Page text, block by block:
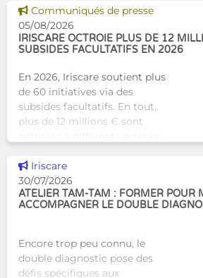
alternative innovante et
humaine aux structures
d’hébergement traditionnel
Voir cette news
Communiqués de presse
05/08/2026
IRISCARE OCTROIE PLUS DE 12
SUBSIDES FACULTATIFS EN 2026
En 2026, Iriscare soutient plus
de 60 initiatives via des
subsides facultatifs. En tout,
plus de 12 millions € sont
travail au serv
Voir cette news
Iriscare
30/07/2026
ATELIER TAM-TAM : FORMER POUR
ACCOMPAGNER LE DOUBLE
Encore trop peu connu, le
double diagnostic pose des
défis spécifiques aux